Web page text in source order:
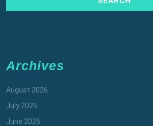
Archives
August 2026
July 2026
June 2026